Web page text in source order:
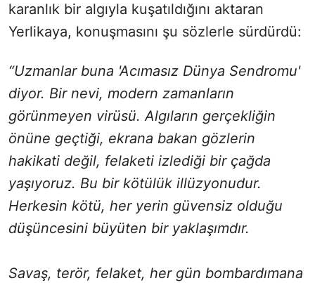
karanlık bir algıyla kuşatıldığını aktaran
Yerlikaya, konuşmasını şu sözlerle sürdürdü:
“Uzmanlar buna 'Acımasız Dünya Sendromu'
diyor. Bir nevi, modern zamanların
görünmeyen virüsü. Algıların gerçekliğin
önüne geçtiği, ekrana bakan gözlerin
hakikati değil, felaketi izlediği bir çağda
yaşıyoruz. Bu bir kötülük illüzyonudur.
Herkesin kötü, her yerin güvensiz olduğu
düşüncesini büyüten bir yaklaşımdır.
Savaş, terör, felaket, her gün bombardımana